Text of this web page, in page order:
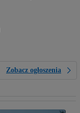
Zobacz ogłoszenia